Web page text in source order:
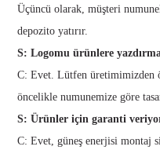
Üçüncü olarak, müşteri
depozito yatırır.
S: Logomu ürünlere
C: Evet. Lütfen üretimimizden
öncelikle numunemize göre
S: Ürünler için garanti
C: Evet, güneş enerjisi montaj